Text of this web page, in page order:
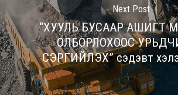
Next Post
“ХУУЛЬ БУСААР АШИГТ
ОЛБОРЛОХООС
СЭРГИЙЛЭХ” сэдэвт